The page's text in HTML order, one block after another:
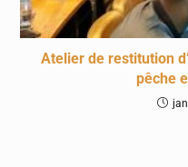
Atelier de restitution
pêche